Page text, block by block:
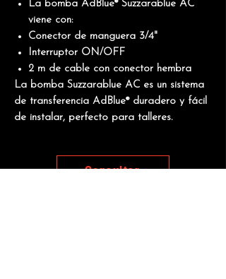
La bomba AdBlue® Suzzarablue AC
viene con:
Conector de manguera 3/4"
Interruptor ON/OFF
2 m de cable con conector hembra
La bomba Suzzarablue AC es un sistema
de transferencia AdBlue®duradero y fácil
de instalar, perfecto para talleres.
Consultar